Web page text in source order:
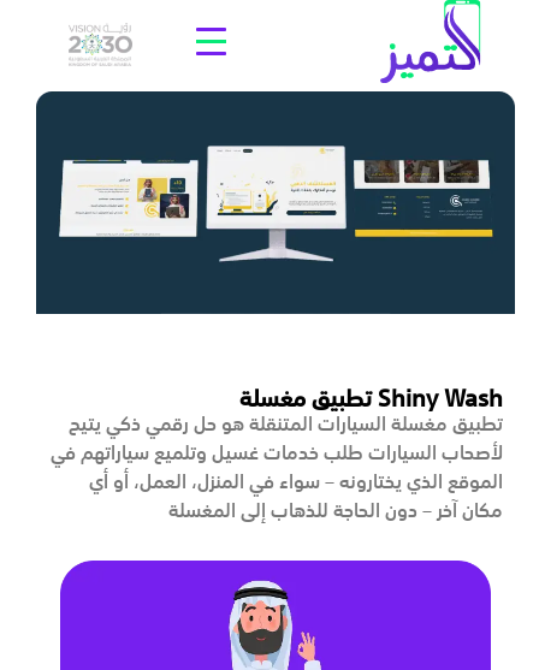
تطبيق مغسلة Shiny Wash
تطبيق مغسلة السيارات المتنقلة هو حل رقمي ذكي يتيح
لأصحاب السيارات طلب خدمات غسيل وتلميع سياراتهم في
الموقع الذي يختارونه – سواء في المنزل، العمل، أو أي
مكان آخر – دون الحاجة للذهاب إلى المغسلة